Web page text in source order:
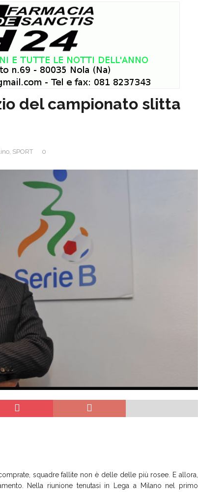
del campionato slitta
, SPORT 0
squadre fallite non è delle delle più rosee. E allora,
Nella riunione tenutasi in Lega a Milano nel primo